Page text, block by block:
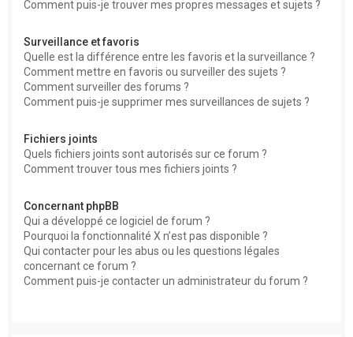
Comment puis-je trouver mes propres messages et sujets ?
Surveillance et favoris
Quelle est la différence entre les favoris et la surveillance ?
Comment mettre en favoris ou surveiller des sujets ?
Comment surveiller des forums ?
Comment puis-je supprimer mes surveillances de sujets ?
Fichiers joints
Quels fichiers joints sont autorisés sur ce forum ?
Comment trouver tous mes fichiers joints ?
Concernant phpBB
Qui a développé ce logiciel de forum ?
Pourquoi la fonctionnalité X n’est pas disponible ?
Qui contacter pour les abus ou les questions légales
concernant ce forum ?
Comment puis-je contacter un administrateur du forum ?